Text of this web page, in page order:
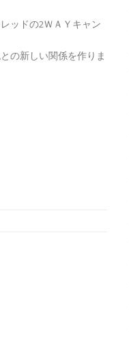
ッドの2ＷＡＹキャン
の新しい関係を作りま